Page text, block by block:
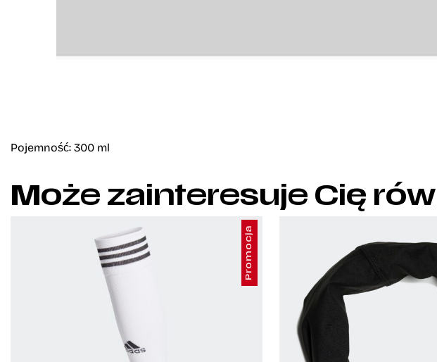
Pojemność: 300 ml
Może zainteresuje Cię
Promocja